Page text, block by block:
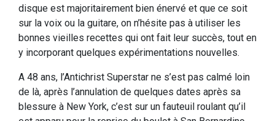
disque est majoritairement bien énervé et que ce soit
sur la voix ou la guitare, on n’hésite pas à utiliser les
bonnes vieilles recettes qui ont fait leur succès, tout en
y incorporant quelques expérimentations nouvelles.
A 48 ans, l’Antichrist Superstar ne s’est pas calmé loin
de là, après l’annulation de quelques dates après sa
blessure à New York, c’est sur un fauteuil roulant qu’il